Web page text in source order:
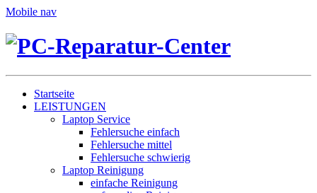
Mobile nav
Startseite
LEISTUNGEN
Laptop Service
Fehlersuche einfach
Fehlersuche mittel
Fehlersuche schwierig
Laptop Reinigung
einfache Reinigung